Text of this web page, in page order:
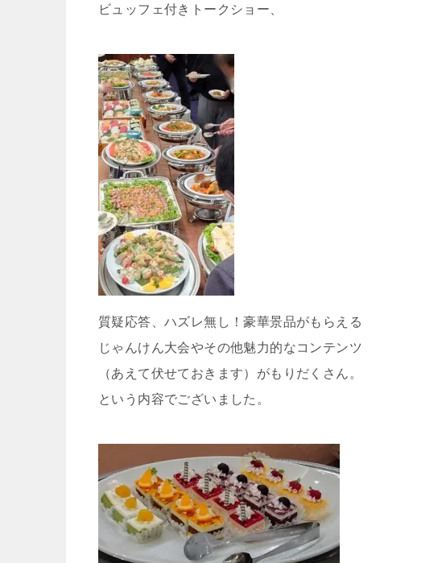
ビュッフェ付きトークショー、
質疑応答、ハズレ無し！豪華景品がもらえる
じゃんけん大会やその他魅力的なコンテンツ
（あえて伏せておきます）がもりだくさん。
という内容でございました。